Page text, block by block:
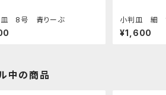
皿 8号 青りーぶ 小判皿 細
¥1,600
中の商品